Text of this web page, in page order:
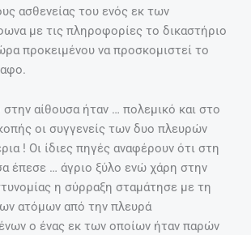
ασθενείας του ενός εκ των
με τις πληροφορίες το δικαστήριο
προκειμένου να προσκομιστεί το
αίθουσα ήταν … πολεμικό και στο
οι συγγενείς των δυο πλευρών
! Οι ίδιες πηγές αναφέρουν ότι στη
έπεσε … άγριο ξύλο ενώ χάρη στην
η σύρραξη σταμάτησε με τη
ατόμων από την πλευρά
ο ένας εκ των οποίων ήταν παρών